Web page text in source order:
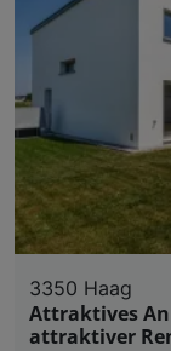
3350 Haag
Attraktives
attraktiver